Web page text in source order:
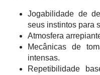
Jogabilidade de
seus instintos para
Atmosfera
Mecânicas de
intensas.
Repetibilidade